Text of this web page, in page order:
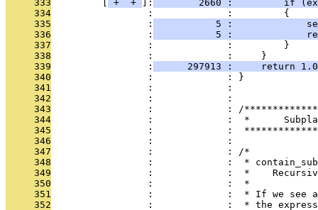
     333
+ + ]:
2660 :         if
     334
                 :             :         {
     335
                 :
5 :
     336
                 :
5 :
     337
                 :             :         }
     338
                 :             :     }
     339
                 :
297913 :     return
     340
                 :             : }
     341
                 :             :
     342
                 :             :
     343
:             : /
     344
:             :  *
     345
:             :
     346
                 :             :
     347
                 :             : /*
     348
:             :  *
     349
:             :  *
     350
                 :             :  *
     351
:             :  * If we see
     352
:             :  * the